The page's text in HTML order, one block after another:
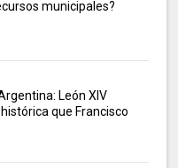
municipales?
León XIV
que Francisco